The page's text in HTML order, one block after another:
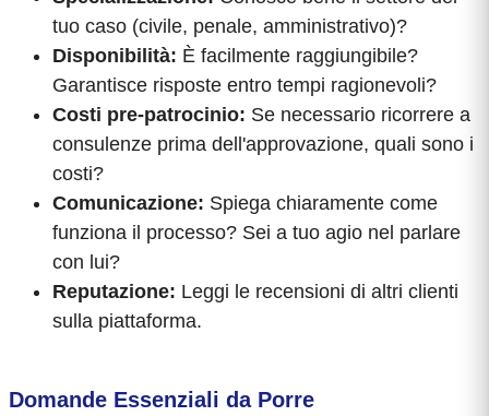
tuo caso (civile, penale, amministrativo)?
Disponibilità: È facilmente raggiungibile?
Garantisce risposte entro tempi ragionevoli?
Costi pre-patrocinio: Se necessario ricorrere a
consulenze prima dell'approvazione, quali sono i
costi?
Comunicazione: Spiega chiaramente come
funziona il processo? Sei a tuo agio nel parlare
con lui?
Reputazione: Leggi le recensioni di altri clienti
sulla piattaforma.
Domande Essenziali da Porre